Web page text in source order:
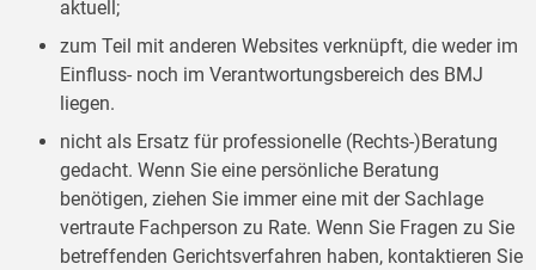
aktuell;
zum Teil mit anderen Websites verknüpft, die weder im
Einfluss- noch im Verantwortungsbereich des BMJ
liegen.
nicht als Ersatz für professionelle (Rechts-)Beratung
gedacht. Wenn Sie eine persönliche Beratung
benötigen, ziehen Sie immer eine mit der Sachlage
vertraute Fachperson zu Rate. Wenn Sie Fragen zu Sie
betreffenden Gerichtsverfahren haben, kontaktieren Sie